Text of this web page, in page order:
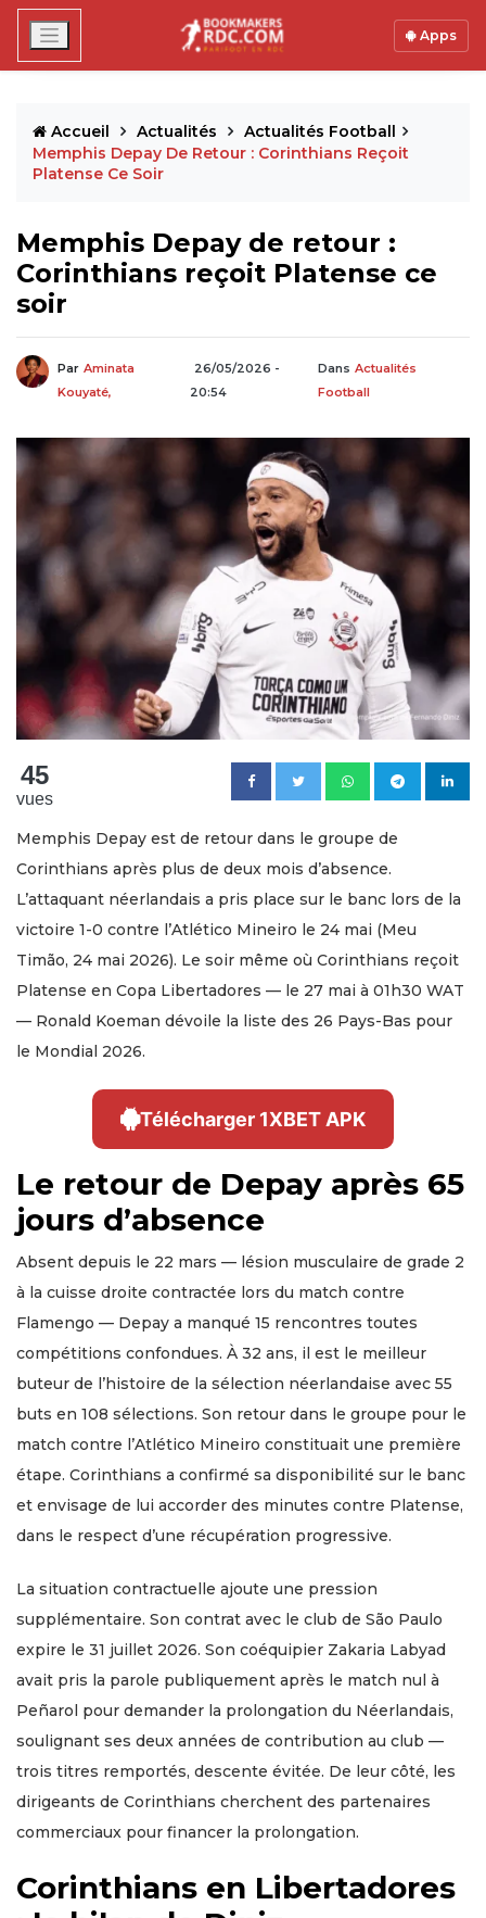
Apps
Accueil Actualités
Actualités Football
Memphis Depay De Retour : Corinthians Reçoit
Platense Ce Soir
Memphis Depay de retour :
Corinthians reçoit Platense ce
soir
Par Aminata
Kouyaté,
26/05/2026 -
20:54
Dans Actualités
Football
45
vues
Memphis Depay est de retour dans le groupe de
Corinthians après plus de deux mois d’absence.
L’attaquant néerlandais a pris place sur le banc lors de la
victoire 1-0 contre l’Atlético Mineiro le 24 mai (Meu
Timão, 24 mai 2026). Le soir même où Corinthians reçoit
Platense en Copa Libertadores — le 27 mai à 01h30 WAT
— Ronald Koeman dévoile la liste des 26 Pays-Bas pour
le Mondial 2026.
Télécharger 1XBET APK
Le retour de Depay après 65
jours d’absence
Absent depuis le 22 mars — lésion musculaire de grade 2
à la cuisse droite contractée lors du match contre
Flamengo — Depay a manqué 15 rencontres toutes
compétitions confondues. À 32 ans, il est le meilleur
buteur de l’histoire de la sélection néerlandaise avec 55
buts en 108 sélections. Son retour dans le groupe pour le
match contre l’Atlético Mineiro constituait une première
étape. Corinthians a confirmé sa disponibilité sur le banc
et envisage de lui accorder des minutes contre Platense,
dans le respect d’une récupération progressive.
La situation contractuelle ajoute une pression
supplémentaire. Son contrat avec le club de São Paulo
expire le 31 juillet 2026. Son coéquipier Zakaria Labyad
avait pris la parole publiquement après le match nul à
Peñarol pour demander la prolongation du Néerlandais,
soulignant ses deux années de contribution au club —
trois titres remportés, descente évitée. De leur côté, les
dirigeants de Corinthians cherchent des partenaires
commerciaux pour financer la prolongation.
Corinthians en Libertadores